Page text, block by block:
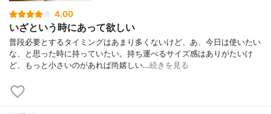
4.00
いざという時にあって欲しい
普段必要とするタイミングはあまり多くないけど、あ、今日は使いたい
な、と思った時に持っていたい。持ち運べるサイズ感はありがたいけ
ど、もっと小さいのがあれば尚嬉しい…続きを見る